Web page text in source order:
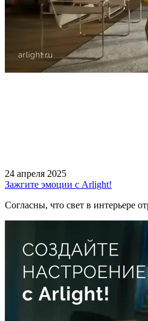
24 апреля 2025
Зажгите эмоции с Arlight!
Согласны, что свет в интерьере